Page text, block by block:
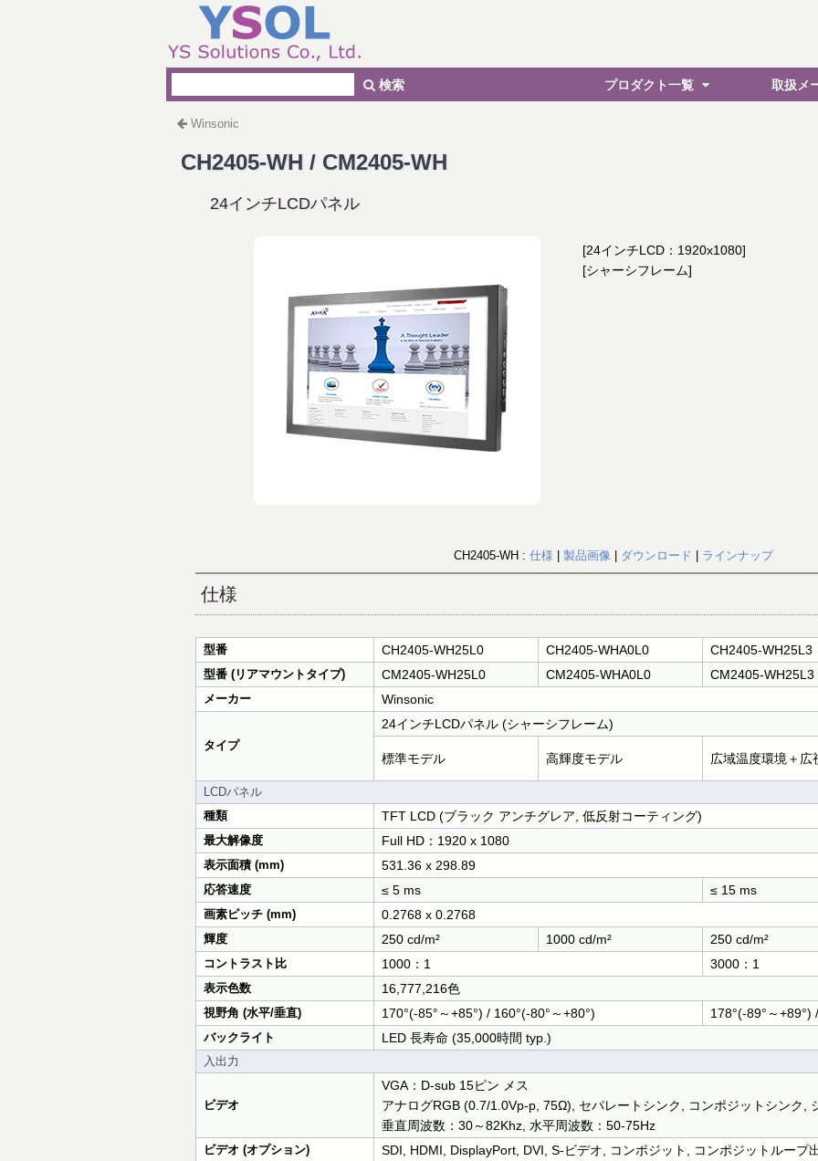
Winsonic
CH2405-WH / CM2405-WH
24インチLCDパネル
[24インチLCD：1920x1080]
[シャーシフレーム]
CH2405-WH : 仕様 製品画像 ダウンロード ラインナップ
仕様
型番 CH2405-WH25L0 CH2405-WHA0L0 CH2405-WH25L3
型番 (リアマウントタイプ) CM2405-WH25L0 CM2405-WHA0L0 CM2405-WH25L3
メーカー Winsonic
タイプ
24インチLCDパネル (シャーシフレーム)
標準モデル 高輝度モデル 広域温度環境＋広
LCDパネル
種類
TFT LCD (ブラック アンチグレア, 低反射コーティング)
最大解像度 Full HD：1920 x 1080
表示面積 (mm) 531.36 x 298.89
応答速度 ≤ 5 ms ≤ 15 ms
画素ピッチ (mm) 0.2768 x 0.2768
輝度 250 cd/m² 1000 cd/m² 250 cd/m²
コントラスト比 1000：1 3000：1
表示色数 16,777,216色
視野角 (水平/垂直) 170°(-85°～+85°) / 160°(-80°～+80°) 178°(-89°～+89°)
バックライト LED 長寿命 (35,000時間 typ.)
入出力
ビデオ
VGA：D-sub 15ピン メス
アナログRGB (0.7/1.0Vp-p, 75Ω), セパレートシンク, コンポジットシンク,
垂直周波数：30～82Khz, 水平周波数：50-75Hz
ビデオ (オプション) SDI, HDMI, DisplayPort, DVI, S-ビデオ, コンポジット, コンポジットループ
検索 プロダクト一覧 取扱メ